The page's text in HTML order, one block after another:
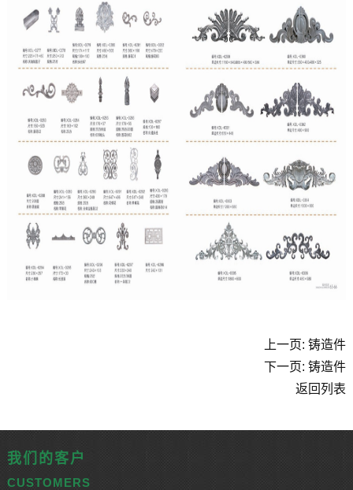
上一页: 铸造件
下一页: 铸造件
返回列表
我们的客户
CUSTOMERS